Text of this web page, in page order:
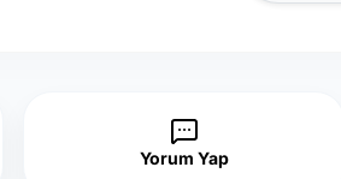
Yorum Yap